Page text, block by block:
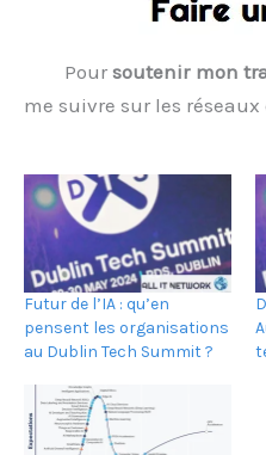
Poursoutenir mon
me suivre sur les réseaux
Futur de l’IA : qu’en
pensent les organisations
au Dublin Tech Summit ?